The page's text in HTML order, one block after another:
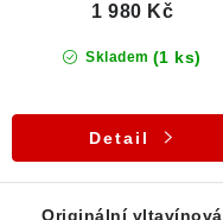
Skladem (1 ks)
1 980 Kč
Detail
Originální vltavínová